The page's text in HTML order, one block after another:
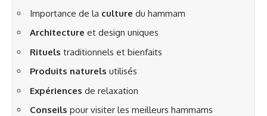
Importance de la culture du hammam
Architecture et design uniques
Rituels traditionnels et bienfaits
Produits naturels utilisés
Expériences de relaxation
Conseils pour visiter les meilleurs hammams